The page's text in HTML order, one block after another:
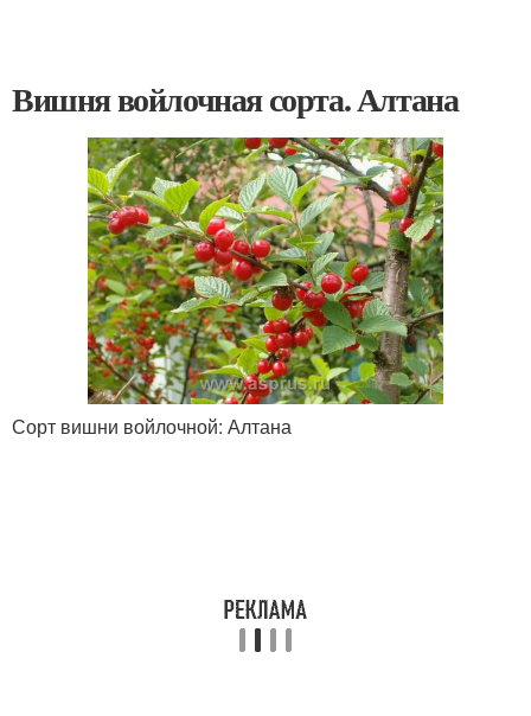
Вишня войлочная сорта. Алтана
Сорт вишни войлочной: Алтана